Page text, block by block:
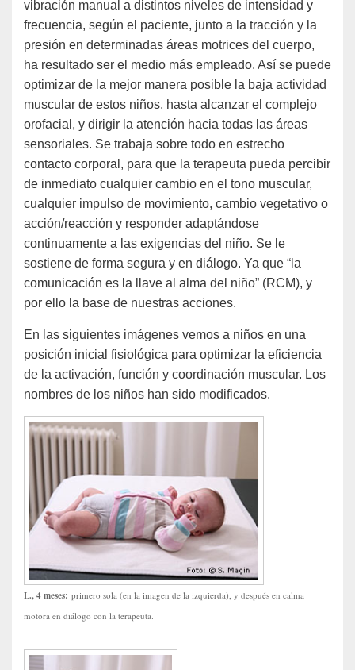
vibración manual a distintos niveles de intensidad y
frecuencia, según el paciente, junto a la tracción y la
presión en determinadas áreas motrices del cuerpo,
ha resultado ser el medio más empleado. Así se puede
optimizar de la mejor manera posible la baja actividad
muscular de estos niños, hasta alcanzar el complejo
orofacial, y dirigir la atención hacia todas las áreas
sensoriales. Se trabaja sobre todo en estrecho
contacto corporal, para que la terapeuta pueda percibir
de inmediato cualquier cambio en el tono muscular,
cualquier impulso de movimiento, cambio vegetativo o
acción/reacción y responder adaptándose
continuamente a las exigencias del niño. Se le
sostiene de forma segura y en diálogo. Ya que “la
comunicación es la llave al alma del niño” (RCM), y
por ello la base de nuestras acciones.
En las siguientes imágenes vemos a niños en una
posición inicial fisiológica para optimizar la eficiencia
de la activación, función y coordinación muscular. Los
nombres de los niños han sido modificados.
L., 4 meses: primero sola (en la imagen de la izquierda), y después en calma
motora en diálogo con la terapeuta.